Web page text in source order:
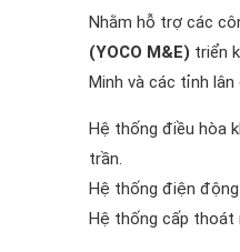
Nhằm hỗ trợ các
(YOCO M&E) triển
Minh và các tỉnh
Hệ thống điều hòa
trần.
Hệ thống điện
Hệ thống cấp thoát